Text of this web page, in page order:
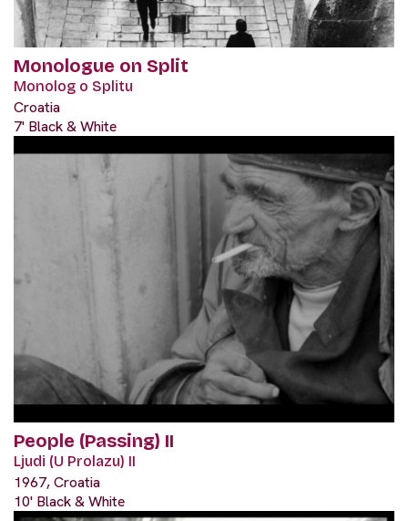
Monologue on Split
Monolog o Splitu
Croatia
7' Black & White
People (Passing) II
Ljudi (U Prolazu) II
1967, Croatia
10' Black & White